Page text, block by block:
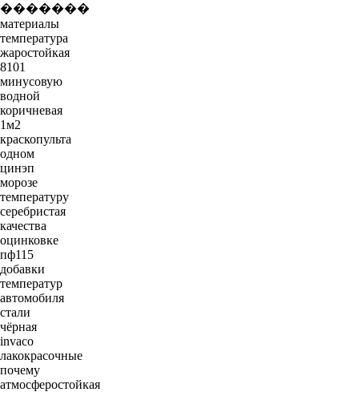
�������
материалы
температура
жаростойкая
8101
минусовую
водной
коричневая
1м2
краскопульта
одном
цинэп
морозе
температуру
серебристая
качества
оцинковке
пф115
добавки
температур
автомобиля
стали
чёрная
invaco
лакокрасочные
почему
атмосферостойкая